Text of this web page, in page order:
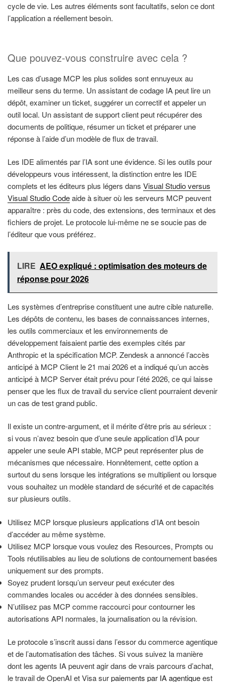
cycle de vie. Les autres éléments sont facultatifs, selon ce dont
l’application a réellement besoin.
Que pouvez-vous construire avec cela ?
Les cas d’usage MCP les plus solides sont ennuyeux au
meilleur sens du terme. Un assistant de codage IA peut lire un
dépôt, examiner un ticket, suggérer un correctif et appeler un
outil local. Un assistant de support client peut récupérer des
documents de politique, résumer un ticket et préparer une
réponse à l’aide d’un modèle de flux de travail.
Les IDE alimentés par l’IA sont une évidence. Si les outils pour
développeurs vous intéressent, la distinction entre les IDE
complets et les éditeurs plus légers dans Visual Studio versus
Visual Studio Codeaide à situer où les serveurs MCP peuvent
apparaître : près du code, des extensions, des terminaux et des
fichiers de projet. Le protocole lui-même ne se soucie pas de
l’éditeur que vous préférez.
LIRE AEO expliqué : optimisation des moteurs de
réponse pour 2026
Les systèmes d’entreprise constituent une autre cible naturelle.
Les dépôts de contenu, les bases de connaissances internes,
les outils commerciaux et les environnements de
développement faisaient partie des exemples cités par
Anthropic et la spécification MCP. Zendesk a annoncé l’accès
anticipé à MCP Client le 21 mai 2026 et a indiqué qu’un accès
anticipé à MCP Server était prévu pour l’été 2026, ce qui laisse
penser que les flux de travail du service client pourraient devenir
un cas de test grand public.
Il existe un contre-argument, et il mérite d’être pris au sérieux :
si vous n’avez besoin que d’une seule application d’IA pour
appeler une seule API stable, MCP peut représenter plus de
mécanismes que nécessaire. Honnêtement, cette option a
surtout du sens lorsque les intégrations se multiplient ou lorsque
vous souhaitez un modèle standard de sécurité et de capacités
sur plusieurs outils.
Utilisez MCP lorsque plusieurs applications d’IA ont besoin
d’accéder au même système.
Utilisez MCP lorsque vous voulez des Resources, Prompts ou
Tools réutilisables au lieu de solutions de contournement basées
uniquement sur des prompts.
Soyez prudent lorsqu’un serveur peut exécuter des
commandes locales ou accéder à des données sensibles.
N’utilisez pas MCP comme raccourci pour contourner les
autorisations API normales, la journalisation ou la révision.
Le protocole s’inscrit aussi dans l’essor du commerce agentique
et de l’automatisation des tâches. Si vous suivez la manière
dont les agents IA peuvent agir dans de vrais parcours d’achat,
le travail de OpenAI et Visa surpaiements par IA agentiqueest